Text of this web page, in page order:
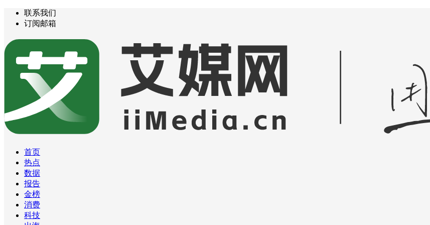
联系我们
订阅邮箱
首页
热点
数据
报告
金榜
消费
科技